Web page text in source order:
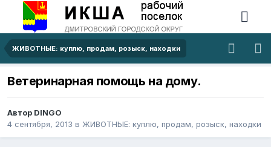
ЖИВОТНЫЕ: куплю, продам, розыск, находки
Ветеринарная помощь на дому.
Автор DINGO
4 сентября, 2013 в ЖИВОТНЫЕ: куплю, продам, розыск, находки